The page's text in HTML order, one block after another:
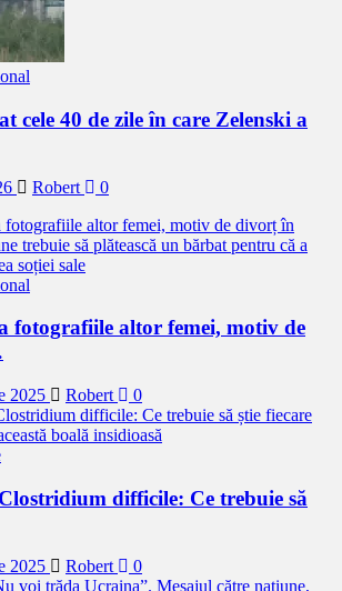
cele 40 de zile în care Zelenski a
Robert 0
fotografiile altor femei, motiv de
2025 Robert 0
difficile: Ce trebuie să
2025 Robert 0